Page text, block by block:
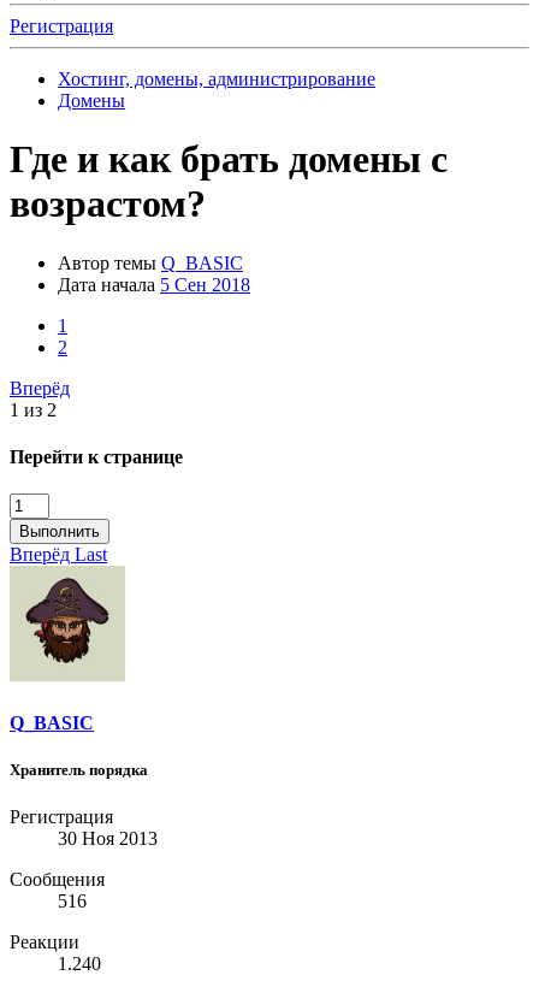
Регистрация
Хостинг, домены, администрирование
Домены
Где и как брать домены с
возрастом?
Автор темы Q_BASIC
Дата начала 5 Сен 2018
1
2
Вперёд
1 из 2
Перейти к странице
Выполнить
Вперёд Last
Q_BASIC
Хранитель порядка
Регистрация
30 Ноя 2013
Сообщения
516
Реакции
1.240